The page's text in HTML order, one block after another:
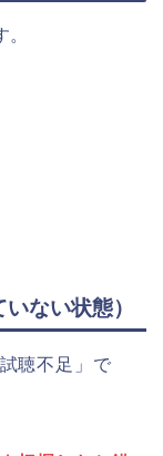
ない状態）
聴不足」で